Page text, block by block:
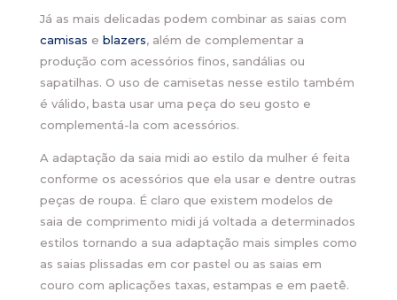
Já as mais delicadas podem combinar as saias com
camisas e blazers, além de complementar a
produção com acessórios finos, sandálias ou
sapatilhas. O uso de camisetas nesse estilo também
é válido, basta usar uma peça do seu gosto e
complementá-la com acessórios.
A adaptação da saia midi ao estilo da mulher é feita
conforme os acessórios que ela usar e dentre outras
peças de roupa. É claro que existem modelos de
saia de comprimento midi já voltada a determinados
estilos tornando a sua adaptação mais simples como
as saias plissadas em cor pastel ou as saias em
couro com aplicações taxas, estampas e em paetê.